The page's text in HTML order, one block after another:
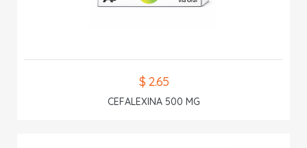
$ 2.65
CEFALEXINA 500 MG